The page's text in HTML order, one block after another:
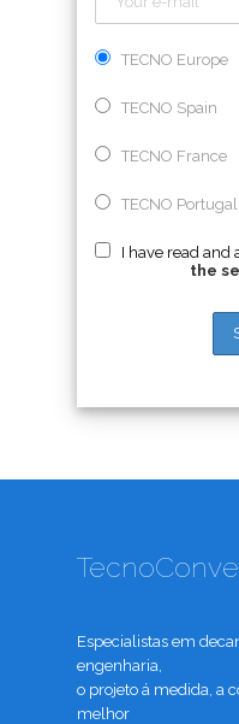
TECNO Europe
TECNO Spain
TECNO France
TECNO Portugal
I have read and
the
Especialistas em
engenharia,
o projeto á medida, a
melhor